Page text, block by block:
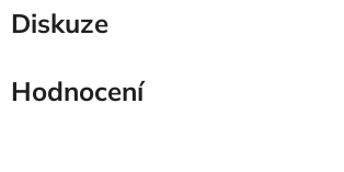
Diskuze
Hodnocení